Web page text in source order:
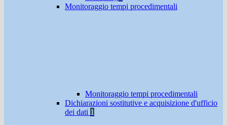
Monitoraggio tempi procedimentali
Monitoraggio tempi procedimentali
Dichiarazioni sostitutive e acquisizione d'ufficio
dei dati 1